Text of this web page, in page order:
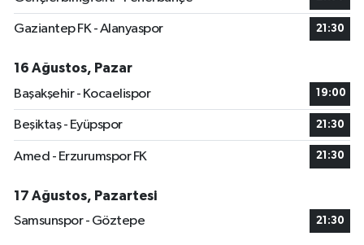
Gaziantep FK - Alanyaspor 21:30
16 Ağustos, Pazar
Başakşehir - Kocaelispor
19:00
Beşiktaş - Eyüpspor 21:30
Amed - Erzurumspor FK 21:30
17 Ağustos, Pazartesi
Samsunspor - Göztepe
21:30